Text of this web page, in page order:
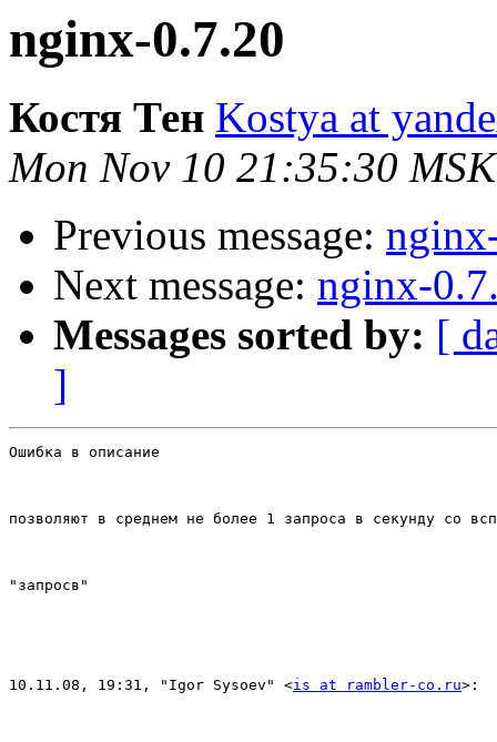
nginx-0.7.20
Костя Тен Kostya at
Mon Nov 10 21:35:30
Previous message:
Next message: nginx-
Messages sorted by: [
]
Ошибка в описание
позволяют в среднем не более 1 запроса в секунду со
"запросв"
10.11.08, 19:31, "Igor Sysoev" <is at rambler-co.ru>: